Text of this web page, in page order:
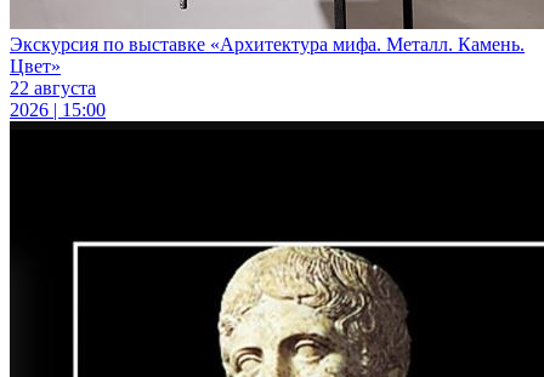
Экскурсия по выставке «Архитектура мифа. Металл. Камень.
Цвет»
22 августа
2026 | 15:00